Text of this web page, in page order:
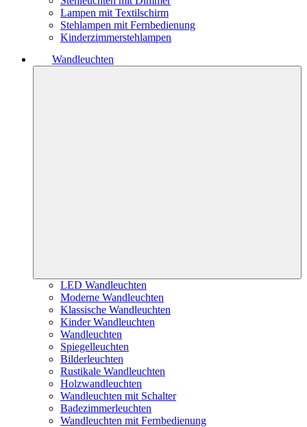
Lampen mit Textilschirm
Stehlampen mit Fernbedienung
Kinderzimmerstehlampen
Wandleuchten
LED Wandleuchten
Moderne Wandleuchten
Klassische Wandleuchten
Kinder Wandleuchten
Wandleuchten
Spiegelleuchten
Bilderleuchten
Rustikale Wandleuchten
Holzwandleuchten
Wandleuchten mit Schalter
Badezimmerleuchten
Wandleuchten mit Fernbedienung